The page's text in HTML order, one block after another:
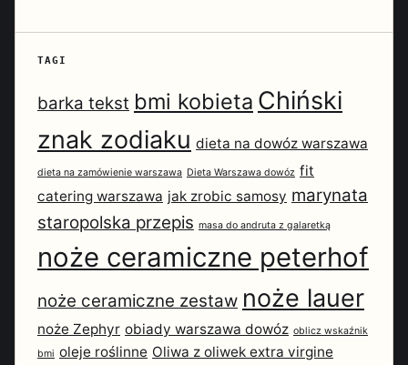
TAGI
barka tekst bmi kobieta Chiński
znak zodiaku dieta na dowóz warszawa
dieta na zamówienie warszawa Dieta Warszawa dowóz fit
catering warszawa jak zrobic samosy marynata
staropolska przepis masa do andruta z galaretką
noże ceramiczne peterhof
noże ceramiczne zestaw noże lauer
noże Zephyr obiady warszawa dowóz oblicz wskaźnik
bmi oleje roślinne Oliwa z oliwek extra virgine